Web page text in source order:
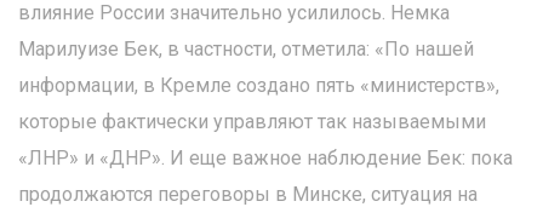
влияние России значительно усилилось. Немка
Марилуизе Бек, в частности, отметила: «По нашей
информации, в Кремле создано пять «министерств»,
которые фактически управляют так называемыми
«ЛНР» и «ДНР». И еще важное наблюдение Бек: пока
продолжаются переговоры в Минске, ситуация на